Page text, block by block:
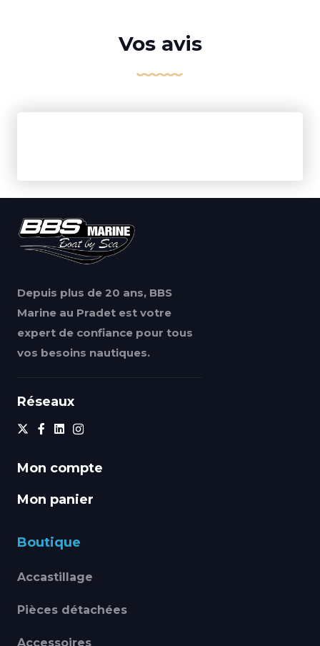
Vos avis
Depuis plus de 20 ans, BBS
Marine au Pradet est votre
expert de confiance pour tous
vos besoins nautiques.
Réseaux
Mon compte
Mon panier
Boutique
Accastillage
Pièces détachées
Accessoires